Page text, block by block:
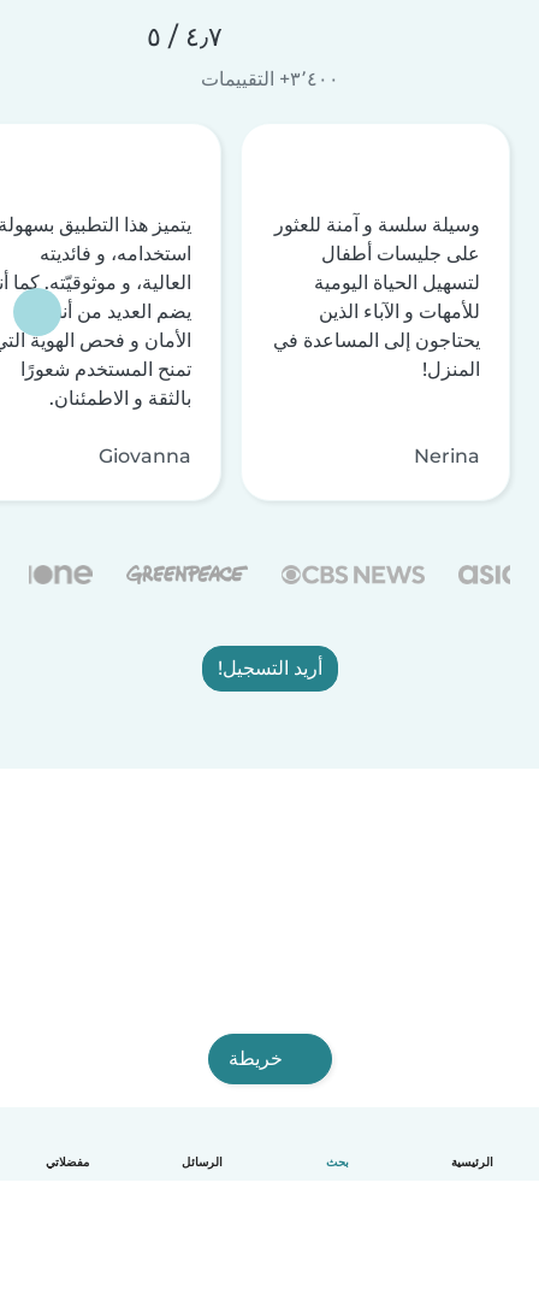
الرئيسية بحث الرسائل مفضلاتي
٤٫٧ / ٥
٣٬٤٠٠+ التقييمات
وسيلة سلسة و آمنة للعثور
على جليسات أطفال
لتسهيل الحياة اليومية
للأمهات و الآباء الذين
يحتاجون إلى المساعدة في
المنزل!
Nerina
يتميز هذا التطبيق
استخدامه، و فائديته
العالية، و موثوقيّته. كما
يضم العديد من أنظمة
الأمان و فحص الهوية
تمنح المستخدم شعورًا
بالثقة و الاطمئنان.
Giovanna
أريد التسجيل!
خريطة